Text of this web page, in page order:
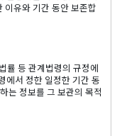
이유와 기간 동안 보존합
률 등 관계법령의 규정에
에서 정한 일정한 기간 동
는 정보를 그 보관의 목적